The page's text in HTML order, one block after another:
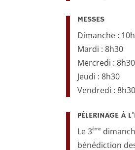
MESSES
Dimanche :
Mardi : 8h30
Mercredi : 8h30
Jeudi : 8h30
Vendredi : 8h30
PÈLERINAGE À
Le 3ème
bénédiction